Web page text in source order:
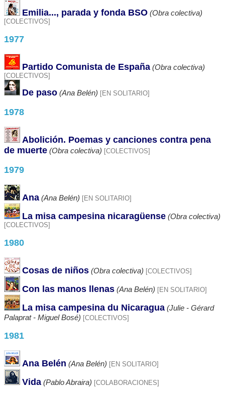
Emilia..., parada y fonda BSO (Obra colectiva)
[COLECTIVOS]
1977
Partido Comunista de España (Obra colectiva)
[COLECTIVOS]
De paso (Ana Belén) [EN SOLITARIO]
1978
Abolición. Poemas y canciones contra pena
de muerte (Obra colectiva) [COLECTIVOS]
1979
Ana (Ana Belén) [EN SOLITARIO]
La misa campesina nicaragüense (Obra colectiva)
[COLECTIVOS]
1980
Cosas de niños (Obra colectiva) [COLECTIVOS]
Con las manos llenas (Ana Belén) [EN SOLITARIO]
La misa campesina du Nicaragua (Julie - Gérard
Palaprat - Miguel Bosé)
[COLECTIVOS]
1981
Ana Belén (Ana Belén) [EN SOLITARIO]
Vida (Pablo Abraira) [COLABORACIONES]